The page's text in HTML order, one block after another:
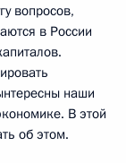
вопросов,
в России
наши
В этой
об этом.